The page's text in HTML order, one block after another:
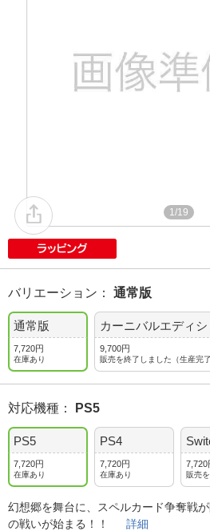
1/19
バリエーション ： 通常版
通常版
7,720円
在庫あり
カーニバルエディシ
9,700円
販売を終了しました（生産完了
対応機種 ： PS5
PS5
7,720円
在庫あり
PS4
7,720円
在庫あり
7,720
販売
幻想郷を舞台に、スペルカード争奪戦
の戦いが始まる！！ 詳細